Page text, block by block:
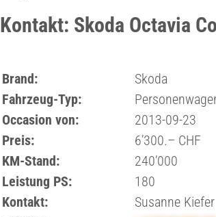
Kontakt: Skoda Octavia
Brand:
Skoda
Fahrzeug-Typ:
Occasion von:
2013-09-23
Preis:
6’300.– CHF
KM-Stand:
240’000
Leistung PS:
180
Kontakt:
Susanne Kiefer